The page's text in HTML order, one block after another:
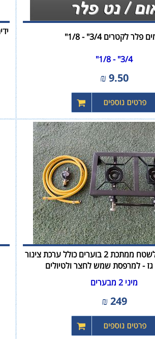
פלר לקטרים 3/4" - 1/8"
3/4" - 1/8"
9.50
₪
כירת גז שדה / לשטח ממתכת 2 בוערים כולל ערכת צינור
גז - למרפסת שמש לחצר ולטיולים
מיני 2 מבערים
249
₪